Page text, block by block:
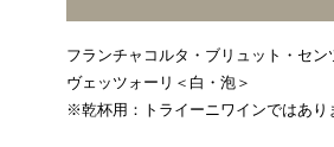
フランチャコルタ・ブリュット・セ
ヴェッツォーリ＜白・泡＞
※乾杯用：トライーニワインではあり